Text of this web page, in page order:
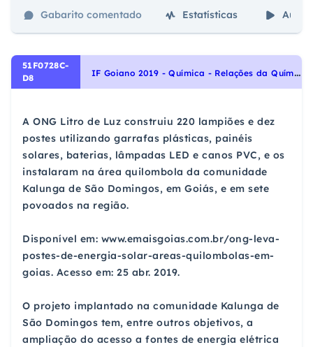
Gabarito comentado Estatísticas Aulas
51F0728C-
D8
I
F Goiano 2019 - Química - Relações da Química com as Tecnologias, a Sociedade e o Meio Ambiente
A ONG Litro de Luz construiu 220 lampiões e dez
postes utilizando garrafas plásticas, painéis
solares, baterias, lâmpadas LED e canos PVC, e os
instalaram na área quilombola da comunidade
Kalunga de São Domingos, em Goiás, e em sete
povoados na região.
Disponível em: www.emaisgoias.com.br/ong-leva-
postes-de-energia-solar-areas-quilombolas-em-
goias. Acesso em: 25 abr. 2019.
O projeto implantado na comunidade Kalunga de
São Domingos tem, entre outros objetivos, a
ampliação do acesso a fontes de energia elétrica